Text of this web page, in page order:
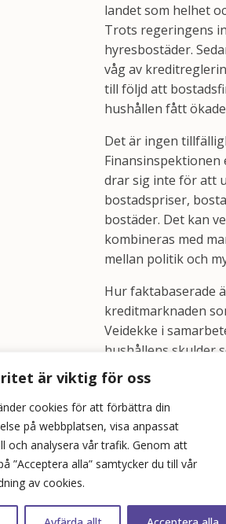
är viktig för oss
cookies för att förbättra din
på webbplatsen, visa anpassat
och analysera vår trafik. Genom att
”Acceptera alla” samtycker du till vår
av cookies.
landet som helhet
Trots regeringens
hyresbostäder.
våg av
till följd att
hushållen fått
Det är ingen
Finansinspektionen
drar sig inte för att
bostadspriser,
bostäder. Det kan
kombineras med
mellan politik och
Hur faktabaserade
kreditmarknaden
Veidekke i
hushållens skulder